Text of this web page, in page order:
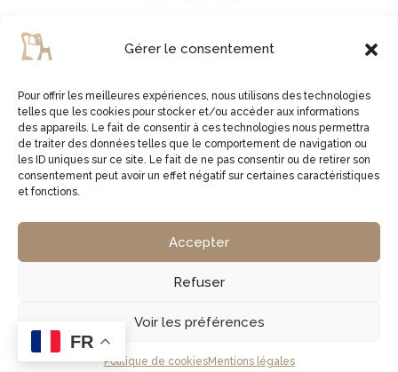
Gérer le consentement
Pour offrir les meilleures expériences, nous utilisons des technologies
telles que les cookies pour stocker et/ou accéder aux informations
des appareils. Le fait de consentir à ces technologies nous permettra
de traiter des données telles que le comportement de navigation ou
les ID uniques sur ce site. Le fait de ne pas consentir ou de retirer son
consentement peut avoir un effet négatif sur certaines caractéristiques
et fonctions.
Accepter
Refuser
Voir les préférences
Politique de cookiesMentions légales
LA BOUTIQUE ETSY
JE VISITE LA BOUTIQUE
829761378 00027 | APE 1629Z
FR